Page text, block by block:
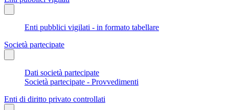
Enti pubblici vigilati - in formato tabellare
Società partecipate
Dati società partecipate
Società partecipate - Provvedimenti
Enti di diritto privato controllati